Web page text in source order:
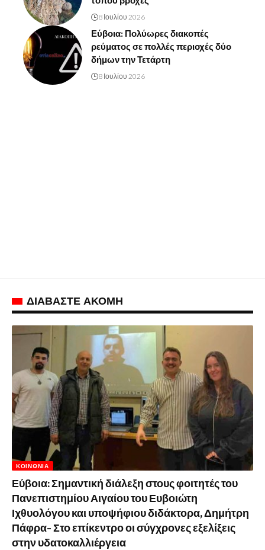
8 Ιουλίου 2026
Εύβοια: Πολύωρες διακοπές
ρεύματος σε πολλές περιοχές δύο
δήμων την Τετάρτη
8 Ιουλίου 2026
ΔΙΑΒΑΣΤΕ ΑΚΟΜΗ
ΚΟΙΝΩΝΊΑ
Εύβοια: Σημαντική διάλεξη στους φοιτητές του
Πανεπιστημίου Αιγαίου του Ευβοιώτη
Ιχθυολόγου και υποψήφιου διδάκτορα, Δημήτρη
Πάφρα- Στο επίκεντρο οι σύγχρονες εξελίξεις
στην υδατοκαλλιέργεια